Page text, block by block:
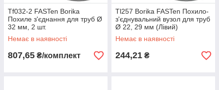
Tf032-2 FASTen Borika
Похиле з'єднання для труб Ø
32 мм, 2 шт.
Немає в наявності
807,65 ₴/комплект
Tl257 Borika FASTen Похило-
з'єднувальний вузол для труб
Ø 22, 29 мм (Лівий)
Немає в наявності
244,21 ₴